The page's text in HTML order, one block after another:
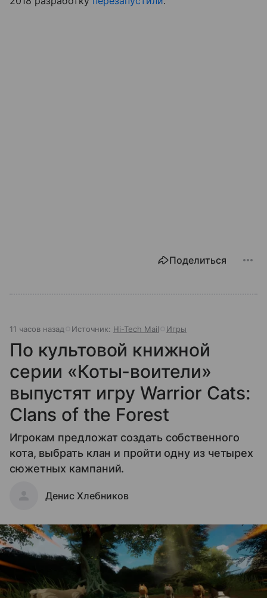
Поделиться
11 часов назад Источник: Hi-Tech Mail Игры
По культовой книжной
серии «Коты-воители»
выпустят игру Warrior Cats:
Clans of the Forest
Игрокам предложат создать собственного
кота, выбрать клан и пройти одну из четырех
сюжетных кампаний.
Денис Хлебников